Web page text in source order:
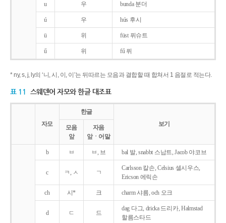
u 우 bunda 분더
ú 우 hús 후시
ü 위 füst 퓌슈트
ű 위 fű 퓌
* ny, s, j, ly의 ‘니, 시, 이, 이’는 뒤따르는 모음과 결합할 때 합쳐서 1 음절로 적는다.
표 11 스웨덴어 자모와 한글 대조표
자모
한글
보기
모음
앞
자음
앞ㆍ어말
b ㅂ ㅂ, 브 bal 발, snabbt 스납트, Jacob 야코브
c ㅋ, ㅅ ㄱ
Carlsson 칼손, Celsius 셀시우스,
Ericson 에릭손
ch 시* 크 charm 샤름, och 오크
d ㄷ 드
dag 다그, dricka 드리카, Halmstad
할름스타드